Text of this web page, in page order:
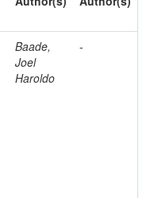
Baade,
Joel
Haroldo
-